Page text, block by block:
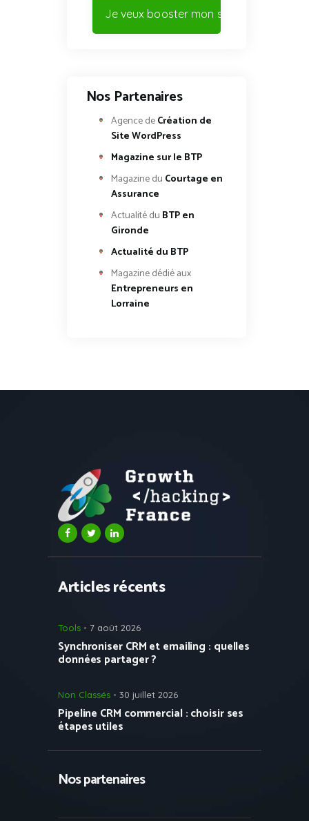
Je veux booster mon site !
Nos Partenaires
Agence deCréation de
Site WordPress
Magazine sur le BTP
Magazine du Courtage en
Assurance
Actualité du BTP en
Gironde
Actualité du BTP
Magazine dédié aux
Entrepreneurs en
Lorraine
Articles récents
Tools 7 août 2026
Synchroniser CRM et emailing : quelles
données partager ?
Non Classés 30 juillet 2026
Pipeline CRM commercial : choisir ses
étapes utiles
Nos partenaires